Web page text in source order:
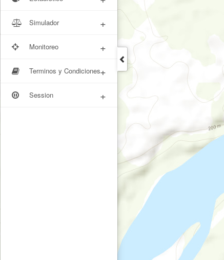
Simulador +
Monitoreo +
Terminos y Condiciones+
Session +